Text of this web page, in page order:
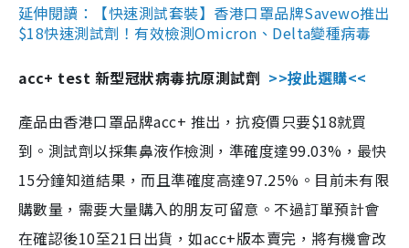
延伸閱讀：【快速測試套裝】香港口罩品牌Savewo推出
$18快速測試劑！有效檢測Omicron、Delta變種病毒
acc+ test 新型冠狀病毒抗原測試劑 >>按此選購<<
產品由香港口罩品牌acc+ 推出，抗疫價只要$18就買
到。測試劑以採集鼻液作檢測，準確度達99.03%，最快
15分鐘知道結果，而且準確度高達97.25%。目前未有限
購數量，需要大量購入的朋友可留意。不過訂單預計會
在確認後10至21日出貨，如acc+版本賣完，將有機會改